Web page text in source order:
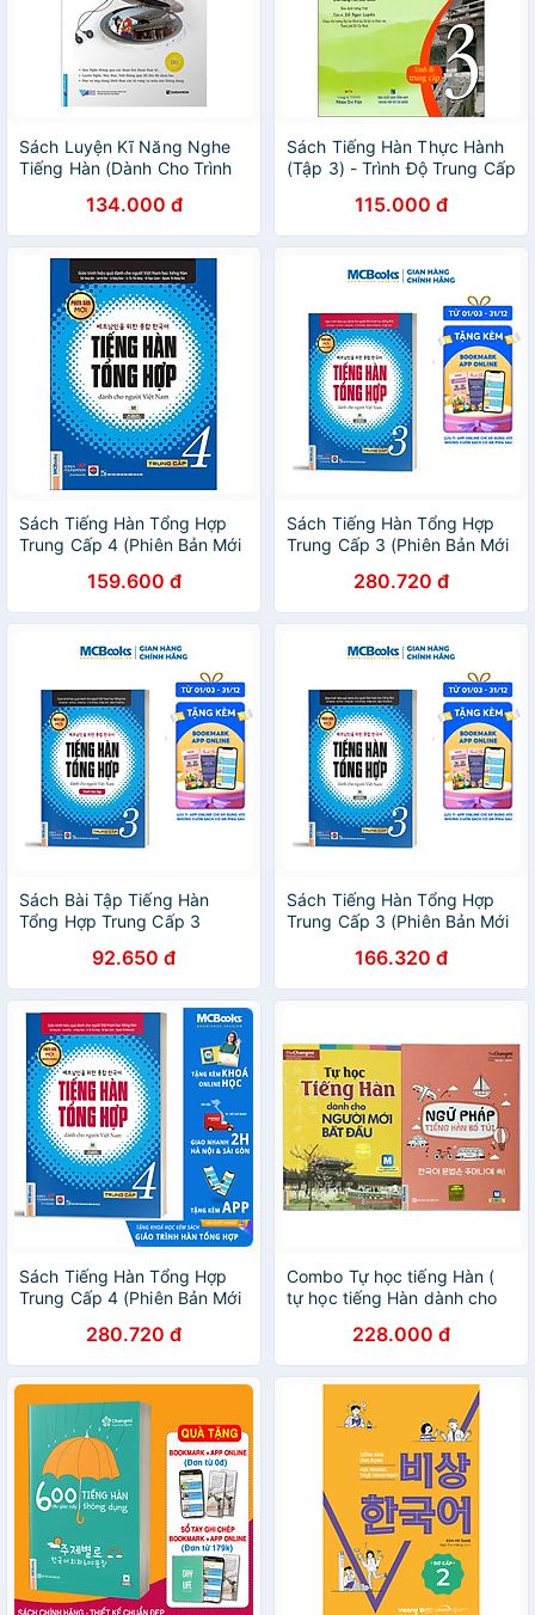
Sách Luyện Kĩ Năng Nghe
Tiếng Hàn (Dành Cho Trình
134.000 đ
Sách Tiếng Hàn Thực Hành
(Tập 3) - Trình Độ Trung Cấp
115.000 đ
Sách Tiếng Hàn Tổng Hợp
Trung Cấp 4 (Phiên Bản Mới
159.600 đ
Sách Tiếng Hàn Tổng Hợp
Trung Cấp 3 (Phiên Bản Mới
280.720 đ
Sách Bài Tập Tiếng Hàn
Tổng Hợp Trung Cấp 3
92.650 đ
Sách Tiếng Hàn Tổng Hợp
Trung Cấp 3 (Phiên Bản Mới
166.320 đ
Sách Tiếng Hàn Tổng Hợp
Trung Cấp 4 (Phiên Bản Mới
280.720 đ
Combo Tự học tiếng Hàn (
tự học tiếng Hàn dành cho
pháp tiếng Hàn bỏ túi) +
Kèm 2 bookmark như hình
ngẫu nhiên
228.000 đ